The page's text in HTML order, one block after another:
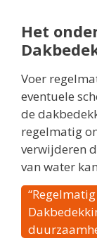
Het
Voer
eventuele
de
regelmatig
verwijderen
van water